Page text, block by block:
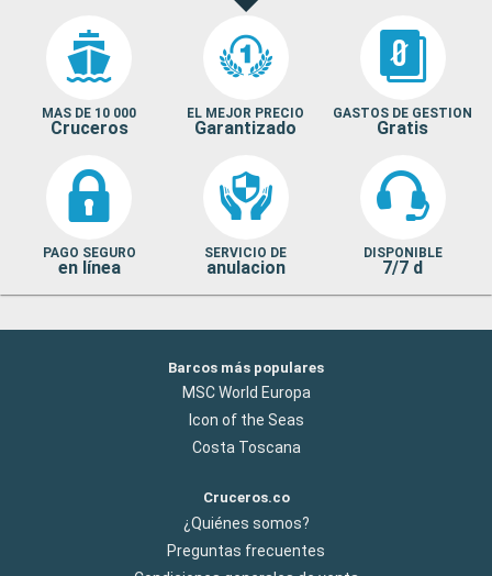
MAS DE 10 000
Cruceros
EL MEJOR PRECIO
Garantizado
GASTOS DE GESTION
Gratis
PAGO SEGURO
en línea
SERVICIO DE
anulacion
DISPONIBLE
7/7 d
Barcos más populares
MSC World Europa
Icon of the Seas
Costa Toscana
Cruceros.co
¿Quiénes somos?
Preguntas frecuentes